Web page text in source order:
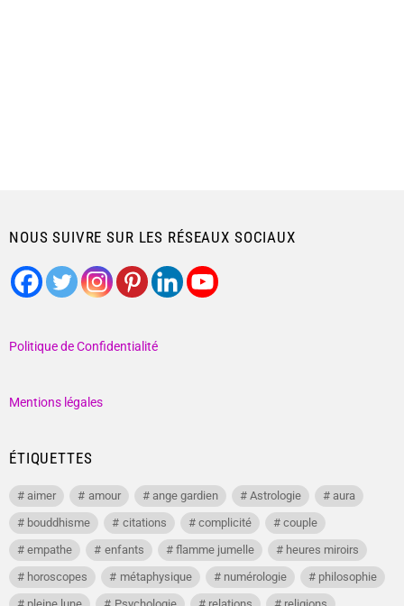
NOUS SUIVRE SUR LES RÉSEAUX SOCIAUX
Politique de Confidentialité
Mentions légales
ÉTIQUETTES
aimer amour ange gardien Astrologie
aura
bouddhisme
citations complicité
couple
empathe
enfants flamme jumelle
heures miroirs
horoscopes
métaphysique numérologie
philosophie